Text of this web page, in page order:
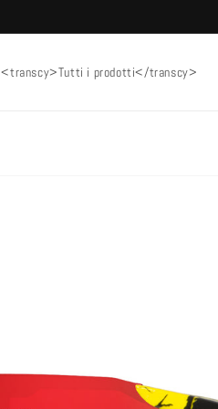
<transcy>Tutti i prodotti</transcy>